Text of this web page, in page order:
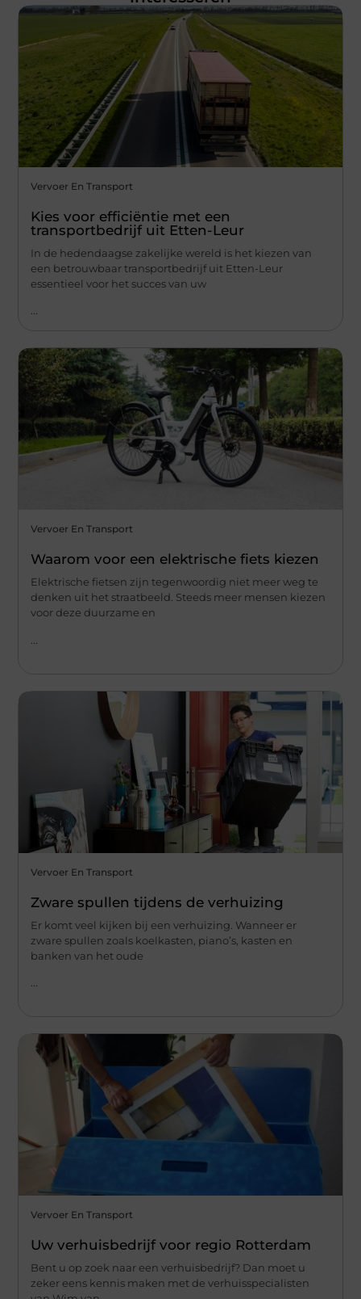
Vervoer En Transport
Kies voor efficiëntie met een
transportbedrijf uit Etten-Leur
In de hedendaagse zakelijke wereld is het kiezen van
een betrouwbaar transportbedrijf uit Etten-Leur
essentieel voor het succes van uw
...
Vervoer En Transport
Waarom voor een elektrische fiets kiezen
Elektrische fietsen zijn tegenwoordig niet meer weg te
denken uit het straatbeeld. Steeds meer mensen kiezen
voor deze duurzame en
Vervoer En Transport
Zware spullen tijdens de verhuizing
Er komt veel kijken bij een verhuizing. Wanneer er
zware spullen zoals koelkasten, piano’s, kasten en
banken van het oude
...
Vervoer En Transport
Uw verhuisbedrijf voor regio Rotterdam
Bent u op zoek naar een verhuisbedrijf? Dan moet u
zeker eens kennis maken met de verhuisspecialisten